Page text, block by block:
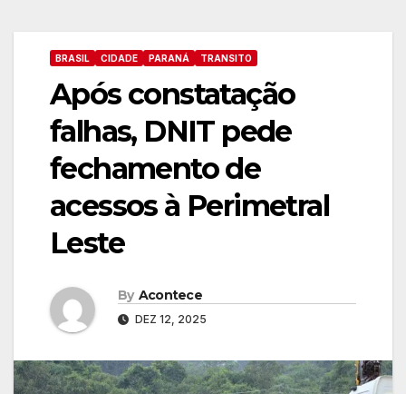
BRASIL CIDADE PARANÁ TRANSITO
Após constatação
falhas, DNIT pede
fechamento de
acessos à Perimetral
Leste
By Acontece
DEZ 12, 2025